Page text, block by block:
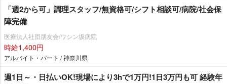
「週2から可」調理スタッフ/無資格可/シフト相談可/病院/社会保
障完備
医療法人社団朋友会/ワシン坂病院
時給1,400円
アルバイト・パート / 神奈川県
週1日～・日払いOK!現場により3hで1万円!1日3万円も可 経験年